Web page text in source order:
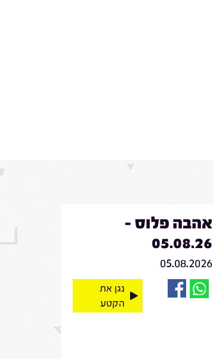
אהבה פלוס -
05.08.26
05.08.2026
נגן את
הקטע